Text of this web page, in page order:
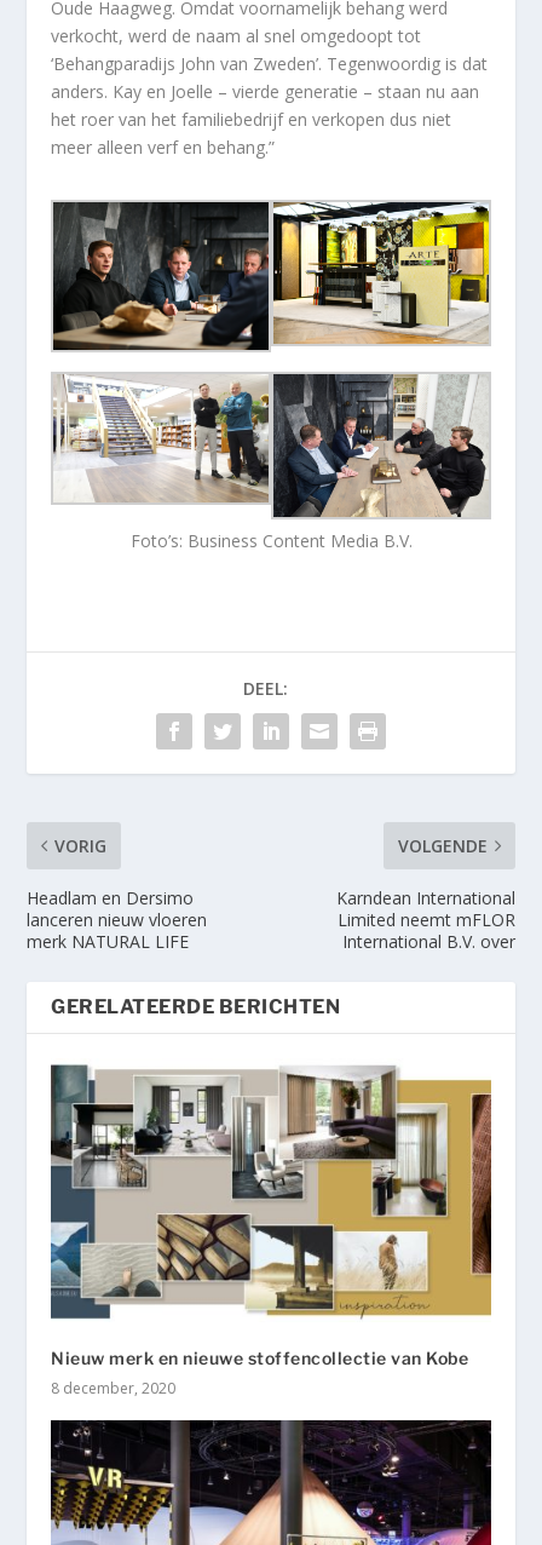
Oude Haagweg. Omdat voornamelijk behang werd
verkocht, werd de naam al snel omgedoopt tot
‘Behangparadijs John van Zweden’. Tegenwoordig is dat
anders. Kay en Joelle – vierde generatie – staan nu aan
het roer van het familiebedrijf en verkopen dus niet
meer alleen verf en behang.”
Foto’s: Business Content Media B.V.
DEEL:
VORIG
Headlam en Dersimo
lanceren nieuw vloeren
merk NATURAL LIFE
VOLGENDE
Karndean International
Limited neemt mFLOR
International B.V. over
GERELATEERDE BERICHTEN
Nieuw merk en nieuwe stoffencollectie van Kobe
8 december, 2020